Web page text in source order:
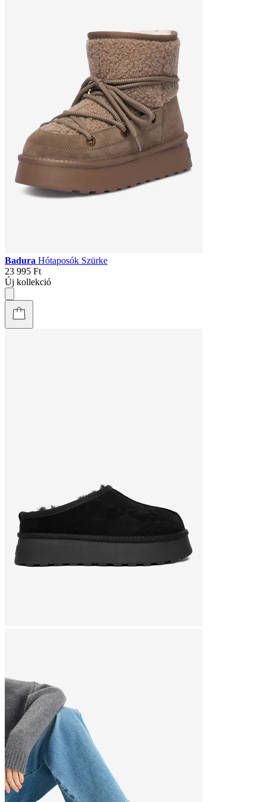
Badura Hótaposók Szürke
23 995 Ft
Új kollekció